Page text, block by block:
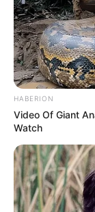
HABERION
Video Of Giant
Watch